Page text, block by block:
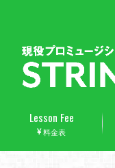
Lesson Fee
料金表